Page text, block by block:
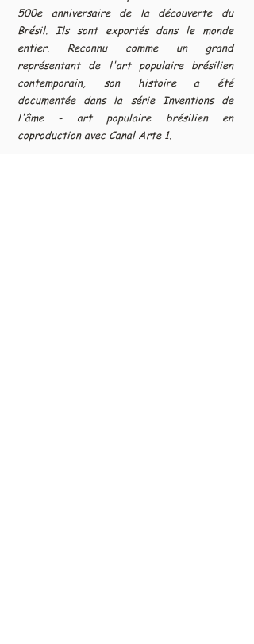
500e anniversaire de la découverte du
Brésil. Ils sont exportés dans le monde
entier. Reconnu comme un grand
représentant de l'art populaire brésilien
contemporain, son histoire a été
documentée dans la série Inventions de
l'âme - art populaire brésilien en
coproduction avec Canal Arte 1.